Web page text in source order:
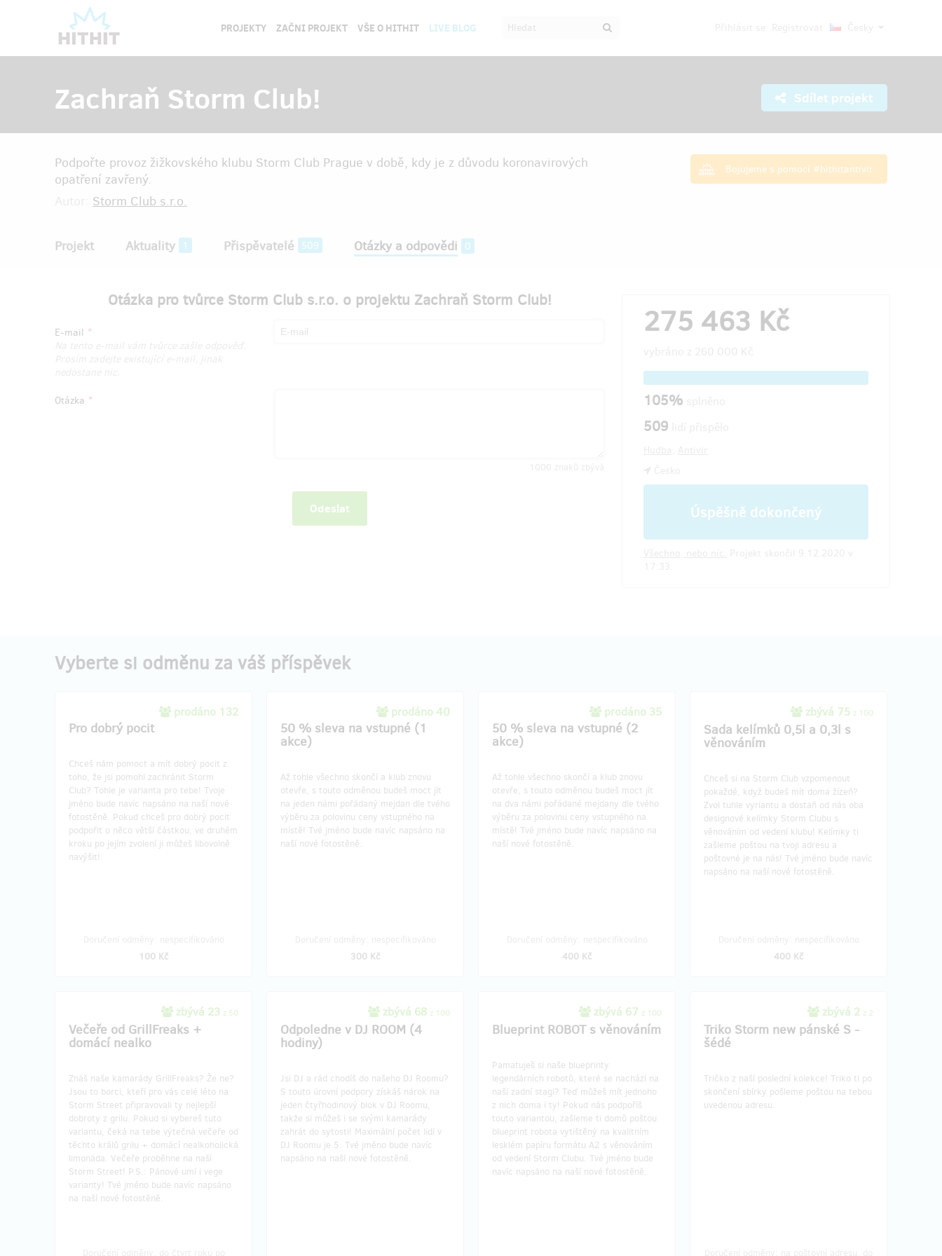
PROJEKTY ZAČNI PROJEKT VŠE O HITHIT LIVE BLOG
Zachraň Storm Club! Sdílet projekt
Bojujeme s pomocí #hithitantivir
Podpořte provoz žižkovského klubu Storm Club Prague v době, kdy je z důvodu koronavirových
opatření zavřený.
Storm Club s.r.o.
Projekt Aktuality 1 Přispěvatelé 509 Otázky a odpovědi 0
Otázka pro tvůrce Storm Club s.r.o. o projektu Zachraň Storm Club!
E-mail
Otázka
Odeslat
275 463 Kč
105%
509
Úspěšně dokončený
Vyberte si odměnu za váš příspěvek
prodáno 132
Pro dobrý pocit
Chceš nám pomoct a mít dobrý pocit z
toho, že jsi pomohl zachránit Storm
Club? Tohle je varianta pro tebe! Tvoje
jméno bude navíc napsáno na naší nové
fotostěně. Pokud chceš pro dobrý pocit
podpořit o něco větší částkou, ve druhém
kroku po jejím zvolení ji můžeš libovolně
navýšit!
100 Kč
prodáno 40
50 % sleva na vstupné (1
akce)
Až tohle všechno skončí a klub znovu
otevře, s touto odměnou budeš moct jít
na jeden námi pořádaný mejdan dle tvého
výběru za polovinu ceny vstupného na
místě! Tvé jméno bude navíc napsáno na
naší nové fotostěně.
300 Kč
prodáno 35
50 % sleva na vstupné (2
akce)
Až tohle všechno skončí a klub znovu
otevře, s touto odměnou budeš moct jít
na dva námi pořádané mejdany dle tvého
výběru za polovinu ceny vstupného na
místě! Tvé jméno bude navíc napsáno na
naší nové fotostěně.
400 Kč
zbývá 75 z 100
Sada kelímků 0,5l a 0,3l s
věnováním
Chceš si na Storm Club vzpomenout
pokaždé, když budeš mít doma žízeň?
Zvol tuhle vyriantu a dostaň od nás oba
designové kelímky Storm Clubu s
věnováním od vedení klubu! Kelímky ti
zašleme poštou na tvoji adresu a
poštovné je na nás! Tvé jméno bude navíc
napsáno na naší nové fotostěně.
400 Kč
zbývá 23 z 50
Večeře od GrillFreaks +
domácí nealko
Znáš naše kamarády GrillFreaks? Že ne?
Jsou to borci, kteří pro vás celé léto na
Storm Street připravovali ty nejlepší
dobroty z grilu. Pokud si vybereš tuto
variantu, čeká na tebe výtečná večeře od
těchto králů grilu + domácí nealkoholická
limonáda. Večeře proběhne na naší
Storm Street! P.S.: Pánové umí i vege
varianty! Tvé jméno bude navíc napsáno
na naší nové fotostěně.
zbývá 68 z 100
Odpoledne v DJ ROOM (4
hodiny)
Jsi DJ a rád chodíš do našeho DJ Roomu?
S touto úrovní podpory získáš nárok na
jeden čtyřhodinový blok v DJ Roomu,
takže si můžeš i se svými kamarády
zahrát do sytosti! Maximální počet lidí v
DJ Roomu je 5. Tvé jméno bude navíc
napsáno na naší nové fotostěně.
zbývá 67 z 100
Blueprint ROBOT s věnováním
Pamatuješ si naše blueprinty
legendárních robotů, které se nachází na
naší zadní stagi? Teď můžeš mít jednoho
z nich doma i ty! Pokud nás podpoříš
touto variantou, zašleme ti domů poštou
blueprint robota vytištěný na kvalitním
lesklém papíru formátu A2 s věnováním
od vedení Storm Clubu. Tvé jméno bude
navíc napsáno na naší nové fotostěně.
zbývá 2 z 2
Triko Storm new pánské S -
šédé
Tričko z naší poslední kolekce!​ Triko ti po
skončení sbírky pošleme poštou na tebou
uvedenou adresu.